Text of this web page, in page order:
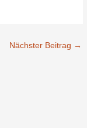
Nächster Beitrag →